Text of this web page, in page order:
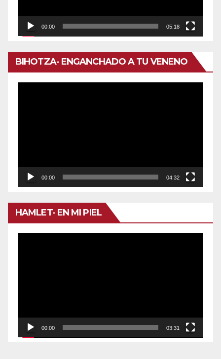
00:00 05:18
BIHOTZA- ENGANCHADO A TU VENENO
00:00 04:32
HAMLET- EN MI PIEL
00:00 03:31